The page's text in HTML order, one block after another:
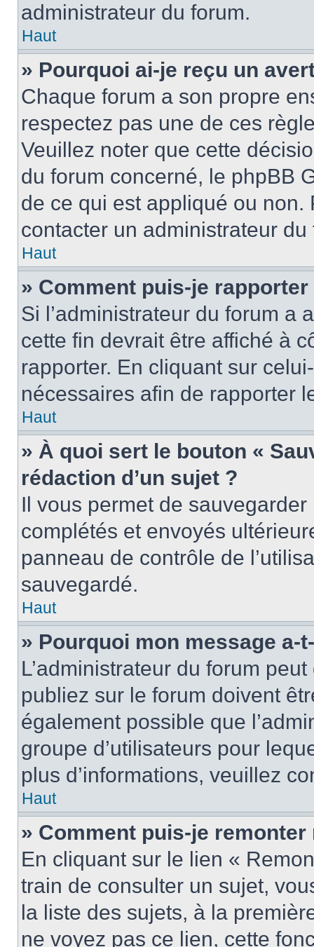
administrateur du forum.
Haut
» Pourquoi ai-je reçu un
Chaque forum a son propre
respectez pas une de ces
Veuillez noter que cette
du forum concerné, le phpBB
de ce qui est appliqué ou non.
contacter un administrateur du
Haut
» Comment puis-je
Si l’administrateur du forum a
cette fin devrait être affiché à
rapporter. En cliquant sur
nécessaires afin de rapporter
Haut
» À quoi sert le bouton «
rédaction d’un sujet ?
Il vous permet de
complétés et envoyés
panneau de contrôle de
sauvegardé.
Haut
» Pourquoi mon message a-
L’administrateur du forum
publiez sur le forum doivent
également possible que
groupe d’utilisateurs pour
plus d’informations, veuillez
Haut
» Comment puis-je
En cliquant sur le lien «
train de consulter un sujet,
la liste des sujets, à la
ne voyez pas ce lien, cette